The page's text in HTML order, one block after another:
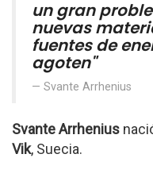
un gran
nuevas
fuentes de
agoten"
Svante Arrhenius
Svante Arrhenius
Vik, Suecia.